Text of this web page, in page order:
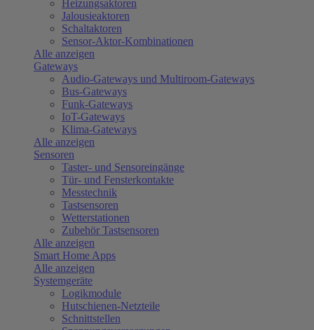
Heizungsaktoren
Jalousieaktoren
Schaltaktoren
Sensor-Aktor-Kombinationen
Alle anzeigen
Gateways
Audio-Gateways und Multiroom-Gateways
Bus-Gateways
Funk-Gateways
IoT-Gateways
Klima-Gateways
Alle anzeigen
Sensoren
Taster- und Sensoreingänge
Tür- und Fensterkontakte
Messtechnik
Tastsensoren
Wetterstationen
Zubehör Tastsensoren
Alle anzeigen
Smart Home Apps
Alle anzeigen
Systemgeräte
Logikmodule
Hutschienen-Netzteile
Schnittstellen